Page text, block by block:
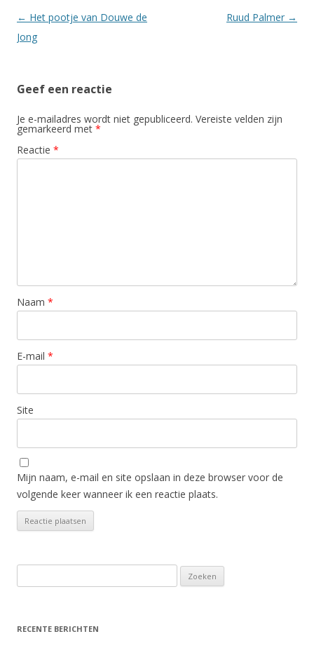
Berichtnavigatie
← Het pootje van Douwe de
Jong
Ruud Palmer →
Geef een reactie
Je e-mailadres wordt niet gepubliceerd. Vereiste velden zijn
gemarkeerd met *
Reactie *
Naam *
E-mail *
Site
Mijn naam, e-mail en site opslaan in deze browser voor de
volgende keer wanneer ik een reactie plaats.
naar:
RECENTE BERICHTEN